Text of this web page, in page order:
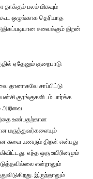
பலம் மிகவும்
ஒழுங்காக தெரியாத
சுவைக்கும் திறன்
ஏதேனும் குறைபாடு
சாப்பிட்டு
குரங்குகளிடம் பார்க்க
அறிவை
உண்பதற்கான
மருத்துவர்களையும்
சுவை உணரும் திறன் என்பது
எந்த ஒரு உயிரினமும்
என்றாலும்
இருந்தாலும்